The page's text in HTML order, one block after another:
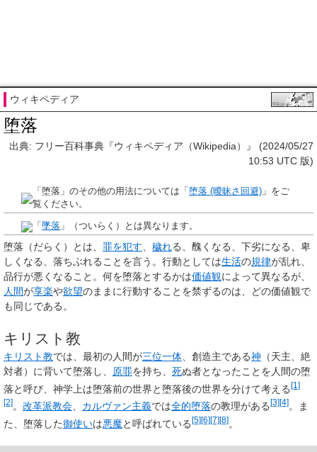
ウィキペディア
堕落
出典: フリー百科事典『ウィキペディア（Wikipedia）』 (2024/05/27
10:53 UTC 版)
「 堕落 」のその他の用法については「 堕落 (曖昧さ回避) 」をご
覧ください。
「墜落 」（ついらく）とは異なります。
堕落 （だらく）とは、 罪を犯す 穢れる、醜くなる、下劣になる、卑
しくなる、落ちぶれることを言う。行動としては生活の規律が乱れ、
品行が悪くなること。何を堕落とするかは価値観によって異なるが、
人間が享楽や欲望のままに行動することを禁ずるのは、どの価値観で
も同じである。
キリスト教
キリスト教では、最初の人間が三位一体 、創造主である神 （天主、絶
対者）に背いて堕落し、
原罪を持ち、 死ぬ者となったことを人間の堕
落と呼び、神学上は堕落前の世界と堕落後の世界を分けて考える[1]
[2] 。 改革派教会 カルヴァン主義では全的堕落の教理がある [3][4] 。ま
た、堕落した御使いは悪魔と呼ばれている [5][6][7][8] 。